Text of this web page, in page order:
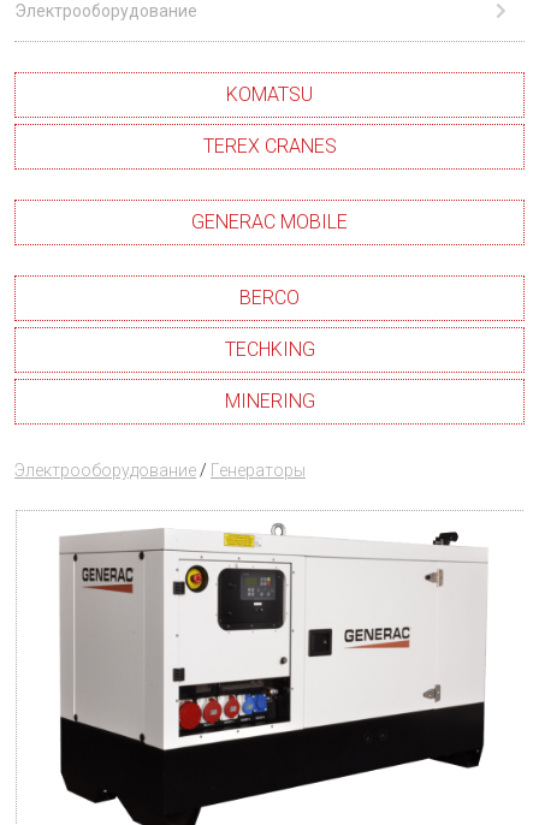
Электрооборудование
KOMATSU
TEREX CRANES
GENERAC MOBILE
BERCO
TECHKING
MINERING
Электрооборудование / Генераторы